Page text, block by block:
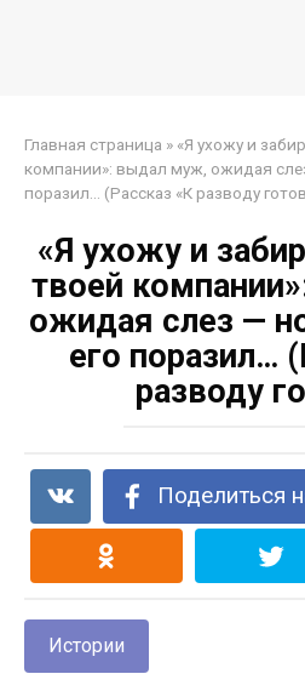
Главная страница » «Я ухожу и
компании»: выдал муж, ожидая
поразил… (Рассказ «К разводу
«Я ухожу и
твоей
ожидая слез —
его поразил…
разводу
Поделиться
Истории